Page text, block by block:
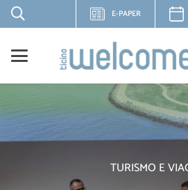
E-PAPER
TURISMO E